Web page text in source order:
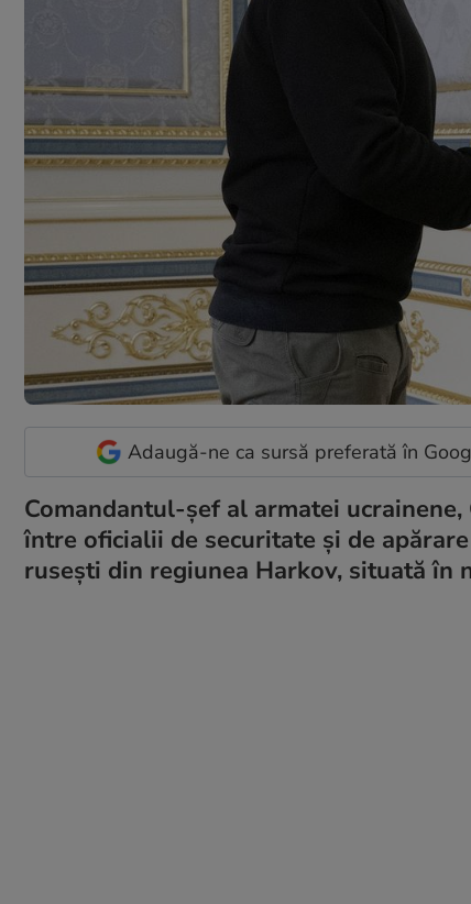
Adaugă-ne ca sursă preferată în
Comandantul-șef al armatei
între oficialii de securitate și de
rusești din regiunea Harkov, situată în